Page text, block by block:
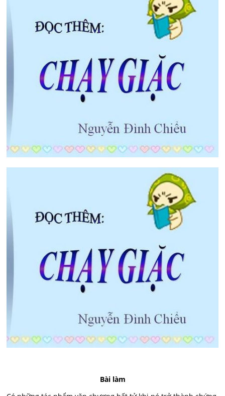
Bài làm